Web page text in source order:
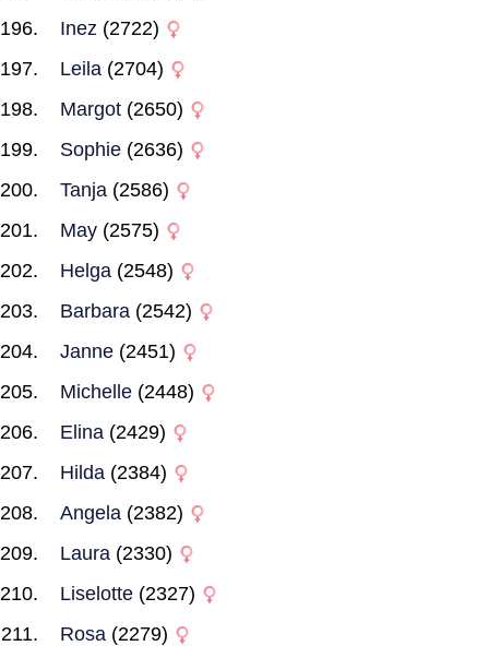
Inez (2722)
Leila (2704)
Margot (2650)
Sophie (2636)
Tanja (2586)
May (2575)
Helga (2548)
Barbara (2542)
Janne (2451)
Michelle (2448)
Elina (2429)
Hilda (2384)
Angela (2382)
Laura (2330)
Liselotte (2327)
Rosa (2279)